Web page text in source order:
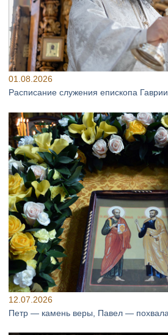
01.08.2026
Расписание служения епископа
12.07.2026
Петр — камень веры, Павел —